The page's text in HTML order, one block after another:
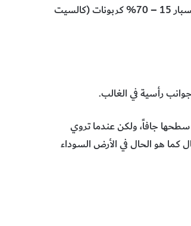
أما فيما يختلص بالتركيب المعدني لحبيبات الطمى والرمل فهو: كوارتز 50 – 70% فلسبار 15 – 70% كربونات (كالسيت
رأسية في الغالب.
جافاً، ولكن عندما تروي
كما هو الحال في الأرض السوداء